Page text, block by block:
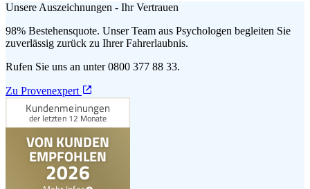
Unsere Auszeichnungen - Ihr Vertrauen
98% Bestehensquote. Unser Team aus Psychologen begleiten Sie
zuverlässig zurück zu Ihrer Fahrerlaubnis.
Rufen Sie uns an unter 0800 377 88 33.
Zu Provenexpert